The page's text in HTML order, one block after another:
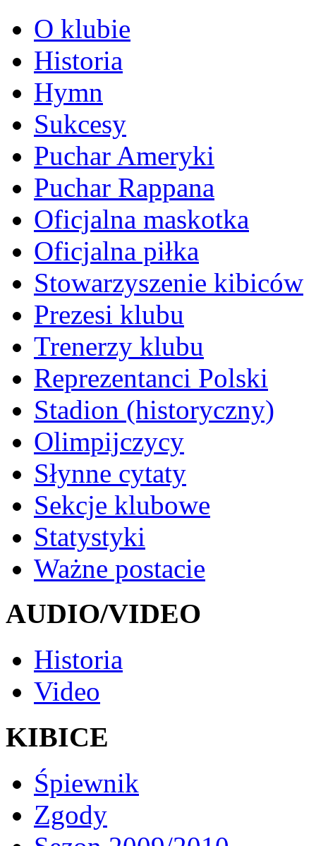
O klubie
Historia
Hymn
Sukcesy
Puchar Ameryki
Puchar Rappana
Oficjalna maskotka
Oficjalna piłka
Stowarzyszenie kibiców
Prezesi klubu
Trenerzy klubu
Reprezentanci Polski
Stadion (historyczny)
Olimpijczycy
Słynne cytaty
Sekcje klubowe
Statystyki
Ważne postacie
AUDIO/VIDEO
Historia
Video
KIBICE
Śpiewnik
Zgody